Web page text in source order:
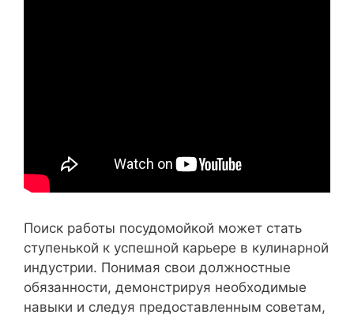
Поиск работы посудомойкой может стать
ступенькой к успешной карьере в кулинарной
индустрии. Понимая свои должностные
обязанности, демонстрируя необходимые
навыки и следуя предоставленным советам,